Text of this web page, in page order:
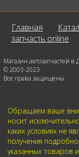
Главная
запчасть online
Магазин автозапчастей
© 2003-2023
Все права защищены
Обращаем ваше
носит
каких условиях не
получения
указанных товаров